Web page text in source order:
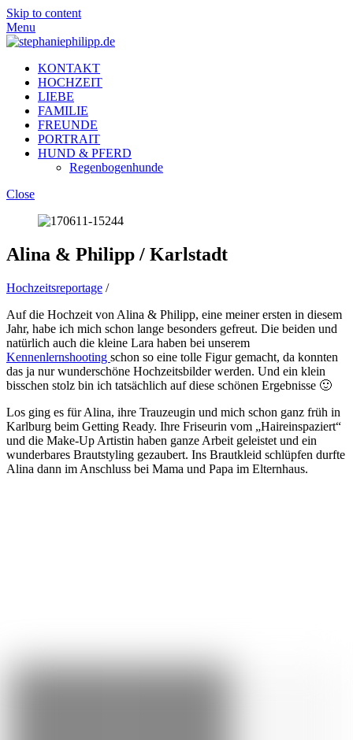
Skip to content
Menu
KONTAKT
HOCHZEIT
LIEBE
FAMILIE
FREUNDE
PORTRAIT
HUND & PFERD
Regenbogenhunde
Close
Alina & Philipp / Karlstadt
Hochzeitsreportage /
Auf die Hochzeit von Alina & Philipp, eine meiner ersten in diesem
Jahr, habe ich mich schon lange besonders gefreut. Die beiden und
natürlich auch die kleine Lara haben bei unserem
Kennenlernshooting schon so eine tolle Figur gemacht, da konnten
das ja nur wunderschöne Hochzeitsbilder werden. Und ein klein
bisschen stolz bin ich tatsächlich auf diese schönen Ergebnisse 🙂
Los ging es für Alina, ihre Trauzeugin und mich schon ganz früh in
Karlburg beim Getting Ready. Ihre Friseurin vom „Haireinspaziert“
und die Make-Up Artistin haben ganze Arbeit geleistet und ein
wunderbares Brautstyling gezaubert. Ins Brautkleid schlüpfen durfte
Alina dann im Anschluss bei Mama und Papa im Elternhaus.